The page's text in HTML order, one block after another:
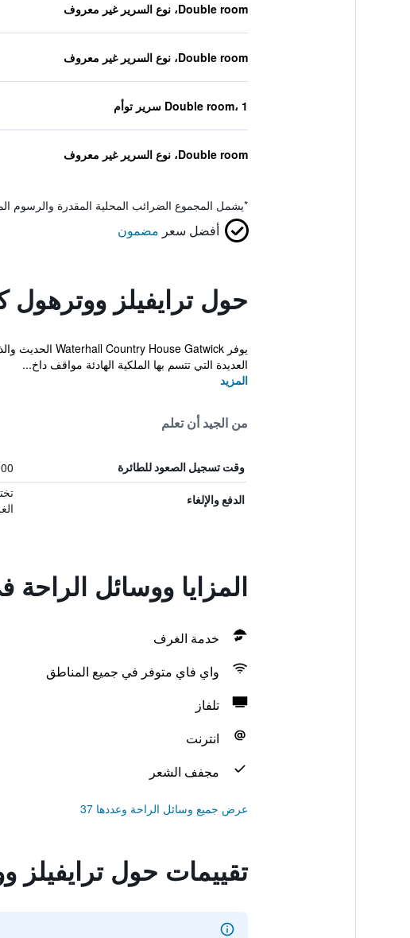
Double room، نوع السرير غير معروف
Double room، نوع السرير غير معروف
Double room، 1 سرير توأم
Double room، نوع السرير غير معروف
*يشمل المجموع الضرائب المحلية المقدرة والرسوم
أفضل سعر مضمون
حول ترايفيلز ووترهول
العديدة التي تتسم بها الملكية الهادئة مواقف داخ...
المزيد
من الجيد أن تعلم
وقت تسجيل الصعود للطائرة
الدفع والإلغاء
المزايا ووسائل
خدمة الغرف
واي فاي متوفر في جميع المناطق
تلفاز
انترنت
مجفف الشعر
عرض جميع وسائل الراحة وعددها 37
تقييمات حول ترايفيلز